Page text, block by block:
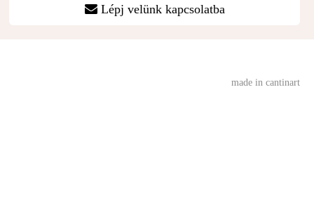
Lépj velünk kapcsolatba
made in cantinart